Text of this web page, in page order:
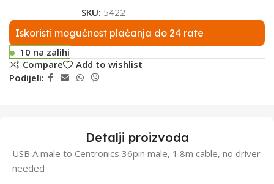
SKU: 5422
Iskoristi mogućnost plaćanja do 24 rate
10 na zalihi
Compare
Add to wishlist
Podijeli:
Detalji proizvoda
USB A male to Centronics 36pin male, 1.8m cable, no driver
needed